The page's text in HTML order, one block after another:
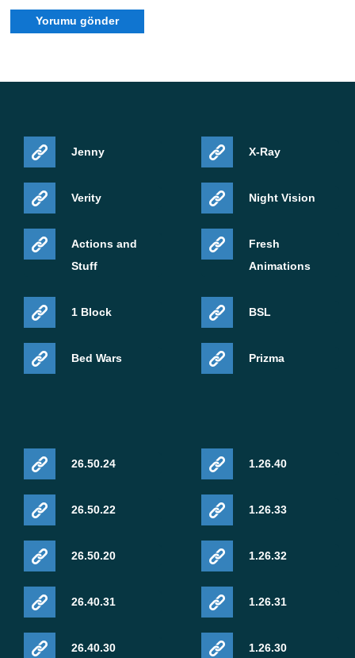
Patlamalar Tekneleri ve düşen blokları itebiliyor; bu da
oluşturulmuş dünyaları keşfederken garip dünya
Grafik kararlılığı ve ses
gördü. Geliştirilmiş texture pack'ler veya deneysel
rendering seçenekleri kullanan Android kullanıcıları
iyileştirmeleri hemen fark edebilir.
Mojang, actor heightmap texture'ları kullanan PBR
resource pack'lerle birlikte Vibrant Visuals
etkinleştirildiğinde mob'ları etkileyen bozuk görselleri
düzeltti. Bu sorun ağırlıklı olarak uyumlu mobil
donanımda gelişmiş Bedrock grafiklerini test eden
oyuncuları etkiliyordu.
Biyom müziği geri dönüyor
Jenny
Verity
Actions and
Stuff
1 Block
Bed Wars
X-Ray
Night Vision
Fresh
Animations
BSL
Prizma
26.50.24
26.50.22
26.50.20
26.40.31
26.40.30
1.26.40
1.26.33
1.26.32
1.26.31
1.26.30